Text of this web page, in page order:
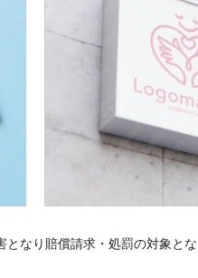
なり賠償請求・処罰の対象とな